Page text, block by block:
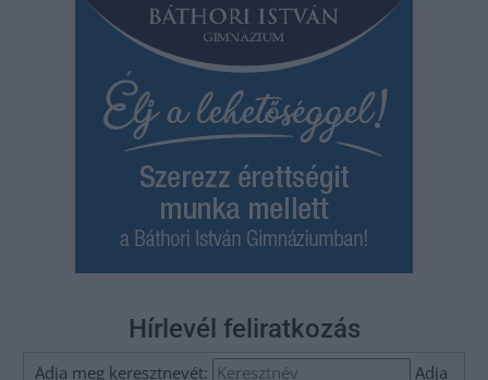
Hírlevél feliratkozás
Adja meg keresztnevét: Adja